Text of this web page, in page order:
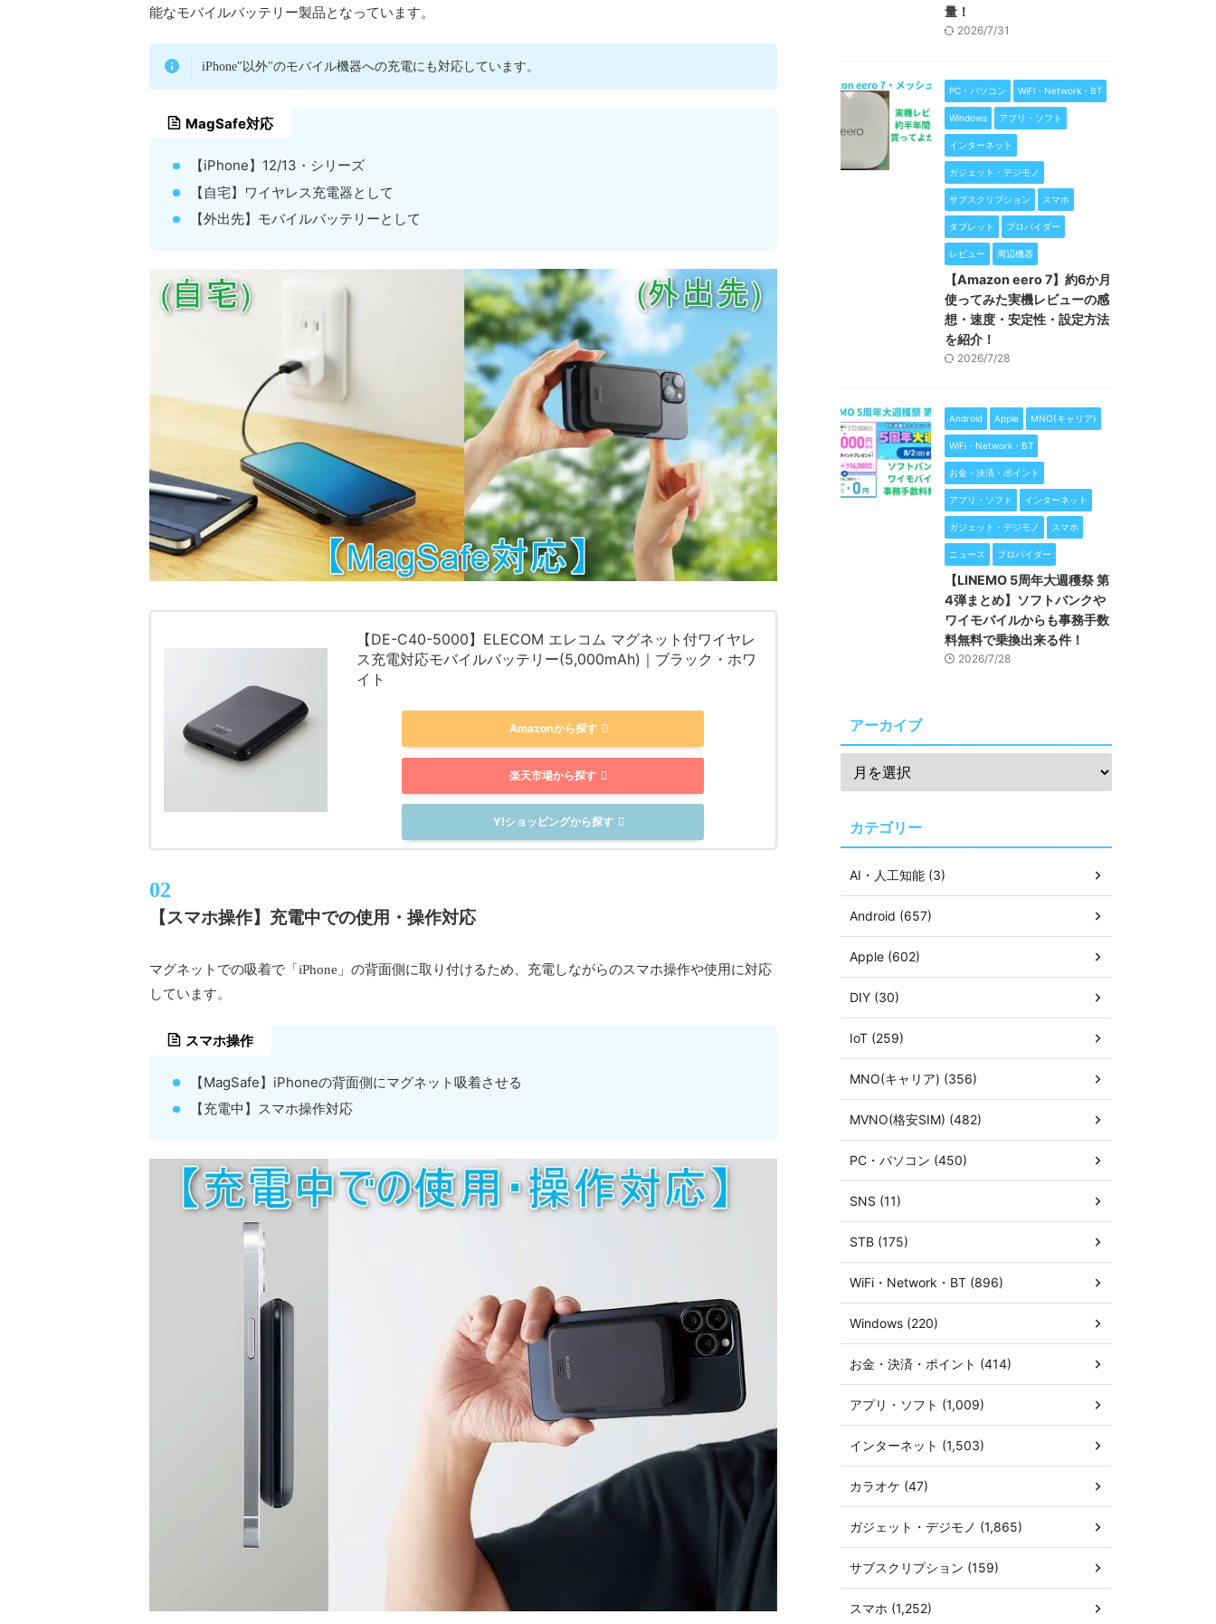
能なモバイルバッテリー製品となっています。
iPhone"以外"のモバイル機器への充電にも対応しています。
MagSafe対応
【iPhone】12/13・シリーズ
【自宅】ワイヤレス充電器として
【外出先】モバイルバッテリーとして
【DE-C40-5000】ELECOM エレコム マグネット付ワイヤレ
ス充電対応モバイルバッテリー(5,000mAh)｜ブラック・ホワ
イト
Amazonから探す
楽天市場から探す
Y!ショッピングから探す
【スマホ操作】充電中での使用・操作対応
マグネットでの吸着で「iPhone」の背面側に取り付けるため、充電しながらのスマホ操作や使用に対応
しています。
スマホ操作
【MagSafe】iPhoneの背面側にマグネット吸着させる
【充電中】スマホ操作対応
量！
2026/7/31
PC・パソコン WiFi・Network・BT
Windows アプリ・ソフト
インターネット
ガジェット・デジモノ
サブスクリプション スマホ
タブレット プロバイダー
レビュー 周辺機器
【Amazon eero 7】約6か月
使ってみた実機レビューの感
想・速度・安定性・設定方法
を紹介！
2026/7/28
Android Apple MNO(キャリア)
WiFi・Network・BT
お金・決済・ポイント
アプリ・ソフト インターネット
ガジェット・デジモノ スマホ
ニュース プロバイダー
【LINEMO 5周年大週穫祭 第
4弾まとめ】ソフトバンクや
ワイモバイルからも事務手数
料無料で乗換出来る件！
2026/7/28
アーカイブ
カテゴリー
AI・人工知能 (3)
Android (657)
Apple (602)
DIY (30)
IoT (259)
MNO(キャリア) (356)
MVNO(格安SIM) (482)
PC・パソコン (450)
SNS (11)
STB (175)
WiFi・Network・BT (896)
Windows (220)
お金・決済・ポイント (414)
アプリ・ソフト (1,009)
インターネット (1,503)
カラオケ (47)
ガジェット・デジモノ (1,865)
サブスクリプション (159)
スマホ (1,252)